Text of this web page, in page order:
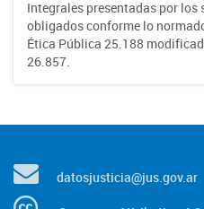
Integrales presentadas por los
obligados conforme lo
Ética Pública 25.188
26.857.
datosjusticia@jus.gov.ar